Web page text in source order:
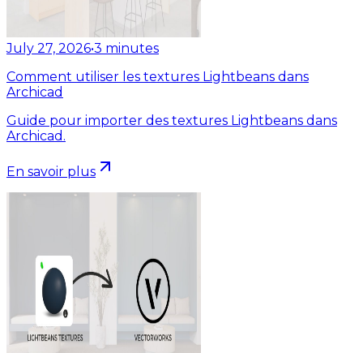
July 27, 2026•3 minutes
Comment utiliser les textures Lightbeans dans
Archicad
Guide pour importer des textures Lightbeans dans
Archicad.
En savoir plus